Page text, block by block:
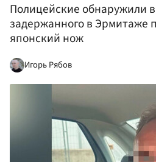
Полицейские обнаружили
задержанного в Эрмитаже
японский нож
Игорь Рябов